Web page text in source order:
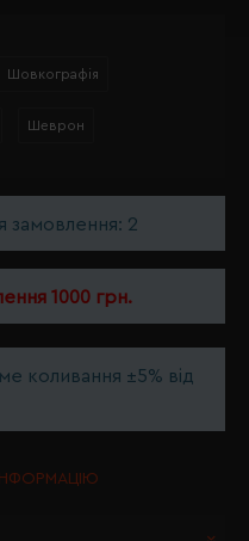
Шовкографія
Шеврон
замовлення: 2
1000 грн.
коливання ±5% від